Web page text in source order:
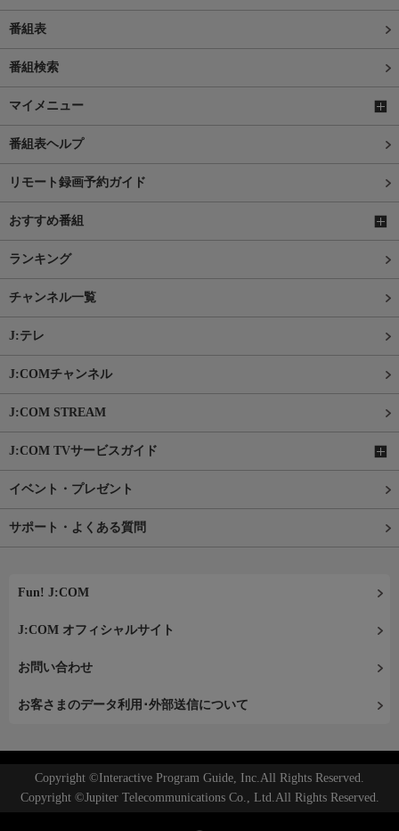
番組表
番組検索
マイメニュー
番組表ヘルプ
リモート録画予約ガイド
おすすめ番組
ランキング
チャンネル一覧
J:テレ
J:COMチャンネル
J:COM STREAM
J:COM TVサービスガイド
イベント・プレゼント
サポート・よくある質問
Fun! J:COM
J:COM オフィシャルサイト
お問い合わせ
お客さまのデータ利用･外部送信について
Copyright ©Interactive Program Guide, Inc.All Rights Reserved.
Copyright ©Jupiter Telecommunications Co., Ltd.All Rights Reserved.